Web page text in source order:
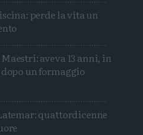
perde la vita un
aveva 13 anni, in
dopo un formaggio
quattordicenne